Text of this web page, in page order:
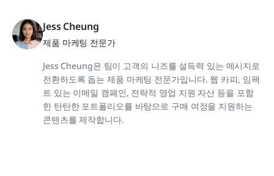
Jess Cheung
제품 마케팅 전문가
Jess Cheung은 팀이 고객의 니즈를 설득력 있는 메시지로
전환하도록 돕는 제품 마케팅 전문가입니다. 웹 카피, 임팩
트 있는 이메일 캠페인, 전략적 영업 지원 자산 등을 포함
한 탄탄한 포트폴리오를 바탕으로 구매 여정을 지원하는
콘텐츠를 제작합니다.